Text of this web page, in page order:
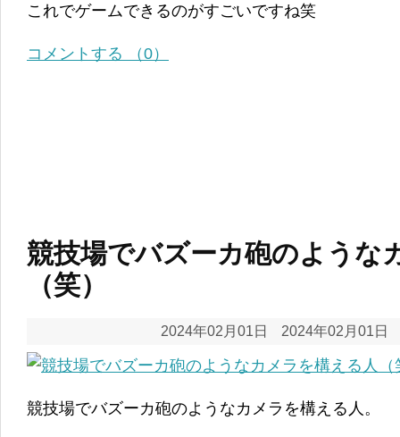
これでゲームできるのがすごいですね笑
コメントする （0）
競技場でバズーカ砲のような
（笑）
2024年02月01日 2024年02月01日
競技場でバズーカ砲のようなカメラを構える人。